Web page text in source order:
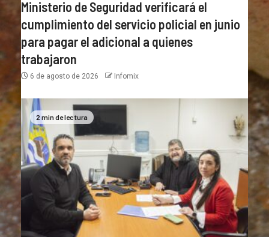
Ministerio de Seguridad verificará el
cumplimiento del servicio policial en junio
para pagar el adicional a quienes
trabajaron
6 de agosto de 2026 Infomix
2 min de lectura